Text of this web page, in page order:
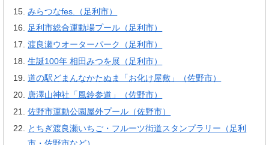
みらつなfes.（足利市）
足利市総合運動場プール（足利市）
渡良瀬ウオーターパーク（足利市）
生誕100年 相田みつを展（足利市）
道の駅どまんなかたぬま「お化け屋敷」（佐野市）
唐澤山神社「風鈴参道」（佐野市）
佐野市運動公園屋外プール（佐野市）
とちぎ渡良瀬いちご・フルーツ街道スタンプラリー（足利
市・佐野市など）